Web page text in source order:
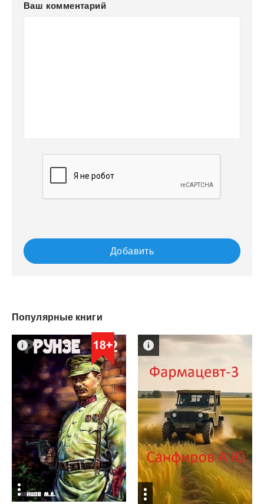
Ваш комментарий
Добавить
Популярные книги